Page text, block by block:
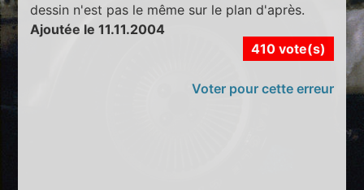
dessin n'est pas le même sur le plan d'après.
Ajoutée le 11.11.2004
410 vote(s)
Voter pour cette erreur